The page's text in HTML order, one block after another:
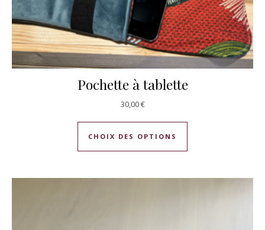
Pochette à tablette
30,00€
CHOIX DES OPTIONS
Ce produit a